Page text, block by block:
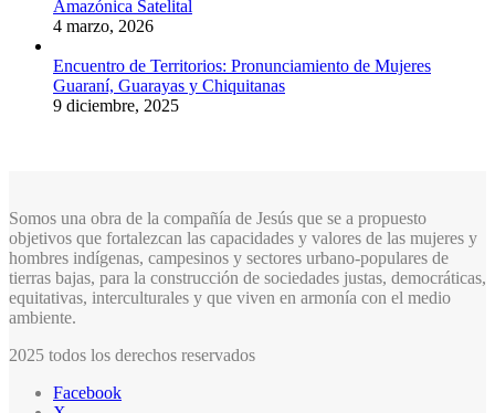
Amazónica Satelital
4 marzo, 2026
Encuentro de Territorios: Pronunciamiento de Mujeres
Guaraní, Guarayas y Chiquitanas
9 diciembre, 2025
Somos una obra de la compañía de Jesús que se a propuesto
objetivos que fortalezcan las capacidades y valores de las mujeres y
hombres indígenas, campesinos y sectores urbano-populares de
tierras bajas, para la construcción de sociedades justas, democráticas,
equitativas, interculturales y que viven en armonía con el medio
ambiente.
2025 todos los derechos reservados
Facebook